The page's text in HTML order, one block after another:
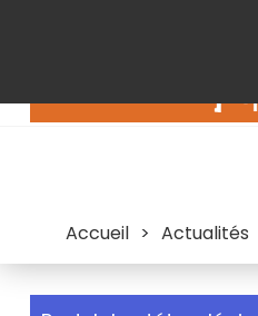
Accueil > Actualités